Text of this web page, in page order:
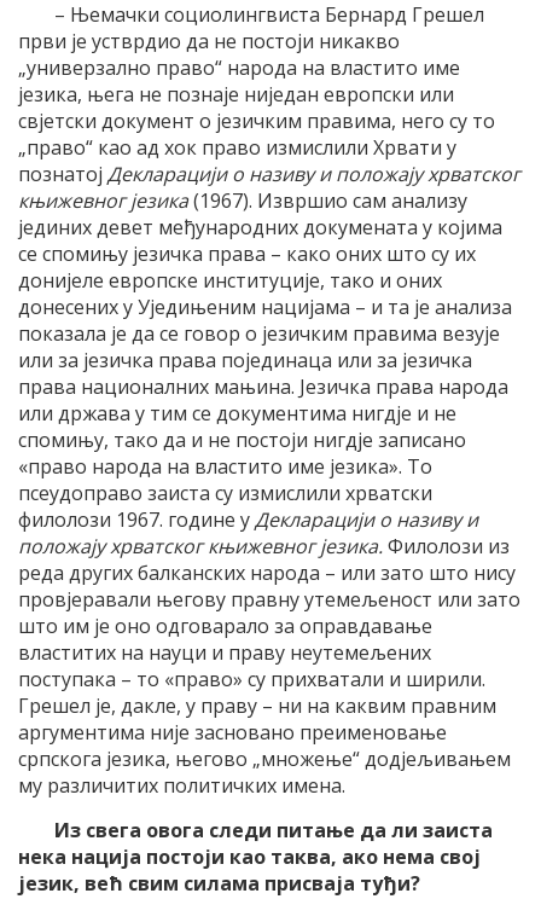
– Њемачки социолингвиста Бернард Грешел
први је устврдио да не постоји никакво
„универзално право“ народа на властито име
језика, њега не познаје ниједан европски или
свјетски документ о језичким правима, него су то
„право“ као ад хок право измислили Хрвати у
познатој Декларацији о називу и положају хрватског
књижевног језика(1967). Извршио сам анализу
јединих девет међународних докумената у којима
се спомињу језичка права – како оних што су их
донијеле европске институције, тако и оних
донесених у Уједињеним нацијама – и та је анализа
показала је да се говор о језичким правима везује
или за језичка права појединаца или за језичка
права националних мањина. Језичка права народа
или држава у тим се документима нигдје и не
спомињу, тако да и не постоји нигдје записано
«право народа на властито име језика». То
псеудоправо заиста су измислили хрватски
филолози 1967. године уДекларацији о називу и
положају хрватског књижевног језика.Филолози из
реда других балканских народа – или зато што нису
провјеравали његову правну утемељеност или зато
што им је оно одговарало за оправдавање
властитих на науци и праву неутемељених
поступака – то «право» су прихватали и ширили.
Грешел је, дакле, у праву – ни на каквим правним
аргументима није засновано преименовање
српскога језика, његово „множење“ додјељивањем
му различитих политичких имена.
Из свега овога следи питање да ли заиста
нека нација постоји као таква, ако нема свој
језик, већ свим силама присваја туђи?